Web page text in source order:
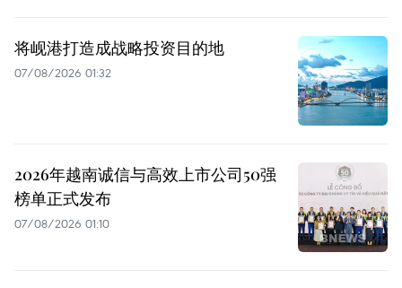
将岘港打造成战略投资目的地
07/08/2026 01:32
2026年越南诚信与高效上市公司50强
榜单正式发布
07/08/2026 01:10